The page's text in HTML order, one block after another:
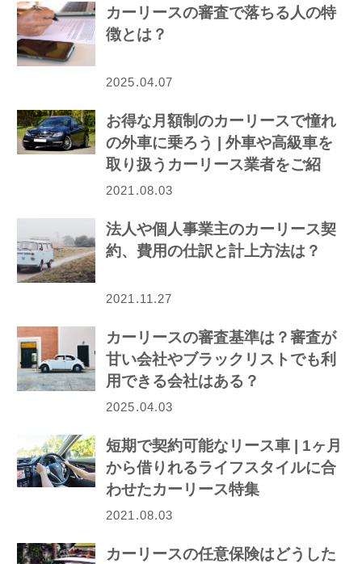
カーリースの審査で落ちる人の特
徴とは？
2025.04.07
お得な月額制のカーリースで憧れ
の外車に乗ろう | 外車や高級車を
取り扱うカーリース業者をご紹
介！
2021.08.03
法人や個人事業主のカーリース契
約、費用の仕訳と計上方法は？
2021.11.27
カーリースの審査基準は？審査が
甘い会社やブラックリストでも利
用できる会社はある？
2025.04.03
短期で契約可能なリース車 | 1ヶ月
から借りれるライフスタイルに合
わせたカーリース特集
2021.08.03
カーリースの任意保険はどうした